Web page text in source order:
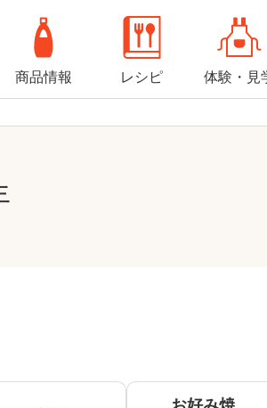
商品情報 レシピ 体験・見